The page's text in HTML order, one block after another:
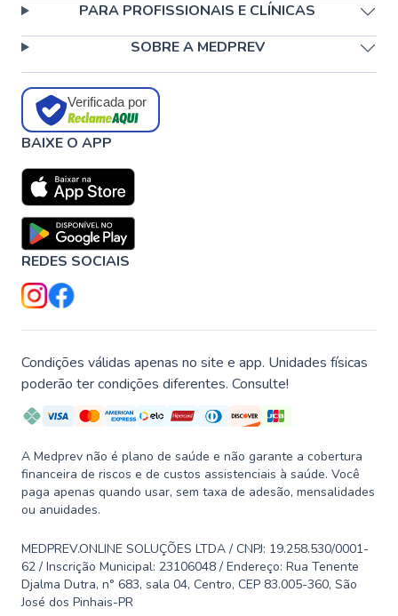
PARA PROFISSIONAIS E CLÍNICAS
SOBRE A MEDPREV
Verificada por
BAIXE O APP
REDES SOCIAIS
Condições válidas apenas no site e app. Unidades físicas
poderão ter condições diferentes. Consulte!
A Medprev não é plano de saúde e não garante a cobertura
financeira de riscos e de custos assistenciais à saúde. Você
paga apenas quando usar, sem taxa de adesão, mensalidades
ou anuidades.
MEDPREV.ONLINE SOLUÇÕES LTDA / CNPJ: 19.258.530/0001-
62 / Inscrição Municipal: 23106048 / Endereço: Rua Tenente
Djalma Dutra, n° 683, sala 04, Centro, CEP 83.005-360, São
José dos Pinhais-PR